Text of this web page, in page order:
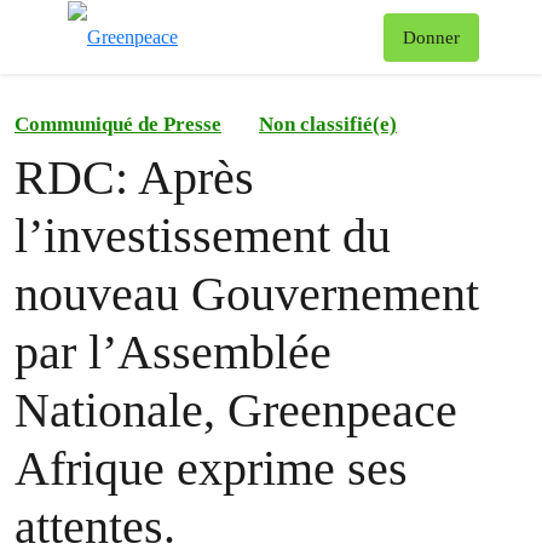
Donner
Communiqué de Presse Non classifié(e)
RDC: Après
l’investissement du
nouveau Gouvernement
par l’Assemblée
Nationale, Greenpeace
Afrique exprime ses
attentes.